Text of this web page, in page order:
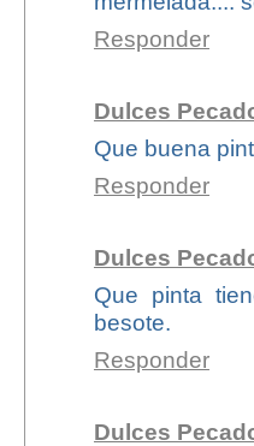
Responder
Dulces
Que buena
Responder
Dulces
Que pinta
besote.
Responder
Dulces